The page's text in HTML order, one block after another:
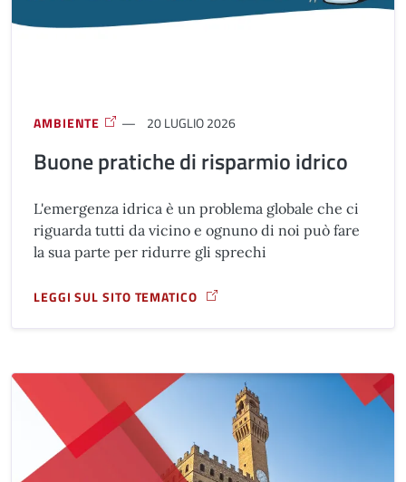
AMBIENTE 20 LUGLIO 2026
Buone pratiche di risparmio idrico
L'emergenza idrica è un problema globale che ci
riguarda tutti da vicino e ognuno di noi può fare
la sua parte per ridurre gli sprechi
LEGGI SUL SITO TEMATICO
A PROPOSITO DI BUONE PRATICHE DI RISPARMIO IDRICO